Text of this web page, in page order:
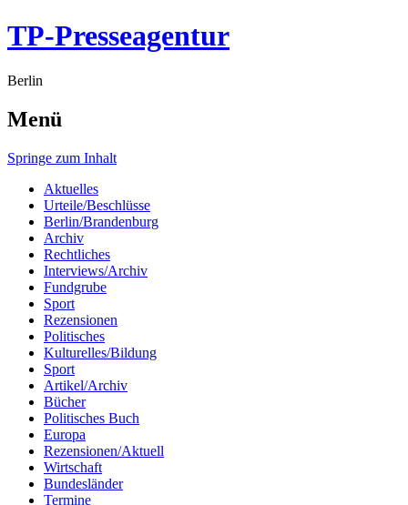
TP-Presseagentur
Berlin
Menü
Springe zum Inhalt
Aktuelles
Urteile/Beschlüsse
Berlin/Brandenburg
Archiv
Rechtliches
Interviews/Archiv
Fundgrube
Sport
Rezensionen
Politisches
Kulturelles/Bildung
Sport
Artikel/Archiv
Bücher
Politisches Buch
Europa
Rezensionen/Aktuell
Wirtschaft
Bundesländer
Termine